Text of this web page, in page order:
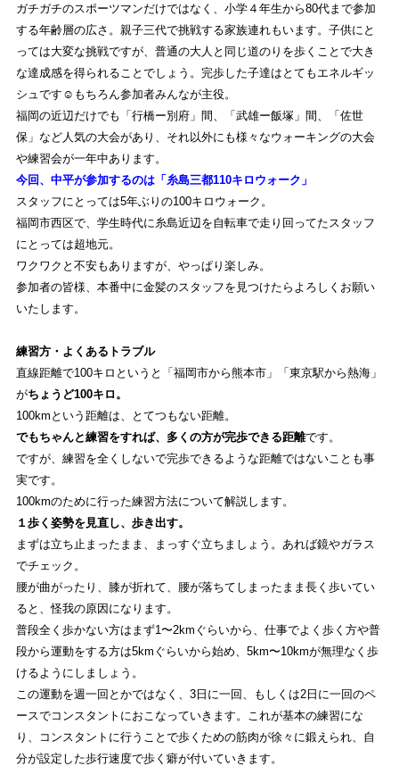
SHOP INFORMATION
ストライトラボ福岡店店舗情報
ガチガチのスポーツマンだけではなく、小学４年生から80代まで参加
する年齢層の広さ。親子三代で挑戦する家族連れもいます。子供にと
っては大変な挑戦ですが、普通の大人と同じ道のりを歩くことで大き
な達成感を得られることでしょう。完歩した子達はとてもエネルギッ
シュです☺︎もちろん参加者みんなが主役。
福岡の近辺だけでも「行橋ー別府」間、「武雄ー飯塚」間、「佐世
保」など人気の大会があり、それ以外にも様々なウォーキングの大会
や練習会が一年中あります。
今回、中平が参加するのは「糸島三都110キロウォーク」
スタッフにとっては5年ぶりの100キロウォーク。
福岡市西区で、学生時代に糸島近辺を自転車で走り回ってたスタッフ
にとっては超地元。
ワクワクと不安もありますが、やっぱり楽しみ。
参加者の皆様、本番中に金髪のスタッフを見つけたらよろしくお願い
いたします。
練習方・よくあるトラブル
直線距離で100キロというと「福岡市から熊本市」「東京駅から熱海」
がちょうど100キロ。
100kmという距離は、とてつもない距離。
でもちゃんと練習をすれば、多くの方が完歩できる距離です。
ですが、練習を全くしないで完歩できるような距離ではないことも事
実です。
100kmのために行った練習方法について解説します。
１歩く姿勢を見直し、歩き出す。
まずは立ち止まったまま、まっすぐ立ちましょう。あれば鏡やガラス
でチェック。
腰が曲がったり、膝が折れて、腰が落ちてしまったまま長く歩いてい
ると、怪我の原因になります。
普段全く歩かない方はまず1〜2kmぐらいから、仕事でよく歩く方や普
段から運動をする方は5kmぐらいから始め、5km〜10kmが無理なく歩
けるようにしましょう。
この運動を週一回とかではなく、3日に一回、もしくは2日に一回のペ
ースでコンスタントにおこなっていきます。これが基本の練習にな
り、コンスタントに行うことで歩くための筋肉が徐々に鍛えられ、自
分が設定した歩行速度で歩く癖が付いていきます。